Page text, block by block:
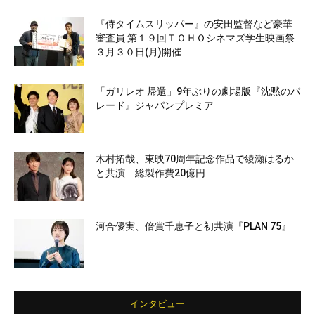
『侍タイムスリッパー』の安田監督など豪華
審査員 第１９回ＴＯＨＯシネマズ学生映画祭
３月３０日(月)開催
「ガリレオ 帰還」9年ぶりの劇場版『沈黙のパ
レード』ジャパンプレミア
木村拓哉、東映70周年記念作品で綾瀬はるか
と共演 総製作費20億円
河合優実、倍賞千恵子と初共演『PLAN 75』
インタビュー